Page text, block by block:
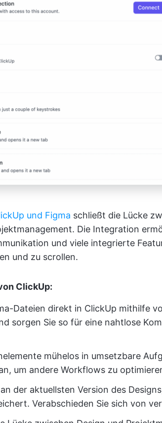
und Figma schließt die Lücke
Die Integration
und viele integrierte
und zu scrollen.
ClickUp:
Dateien direkt in ClickUp mithilfe
sorgen Sie so für eine nahtlose
mühelos in umsetzbare
um andere Workflows zu
der aktuellsten Version des
Verabschieden Sie sich von